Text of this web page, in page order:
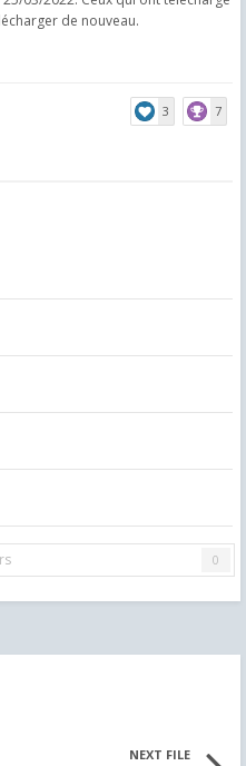
de nouveau.
3 7
0
NEXT FILE